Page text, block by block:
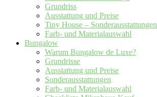
Grundriss
Ausstattung und Preise
Tiny House – Sonderausstattungen
Farb- und Materialauswahl
Bungalow
Warum Bungalow de Luxe?
Grundrisse
Ausstattung und Preise
Sonderausstattungen
Farb- und Materialauswahl